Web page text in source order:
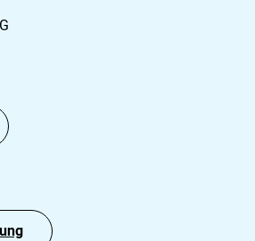
Behandlungen
der Arbeit des K+L
des Verhaltens auf die
Verhaltensweisen
Ernährung) sowie die